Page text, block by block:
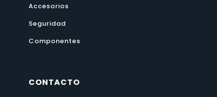
Accesorios
Seguridad
Componentes
CONTACTO